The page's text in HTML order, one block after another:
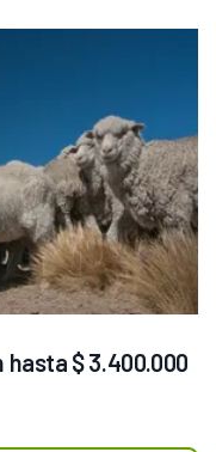
hasta $ 3.400.000